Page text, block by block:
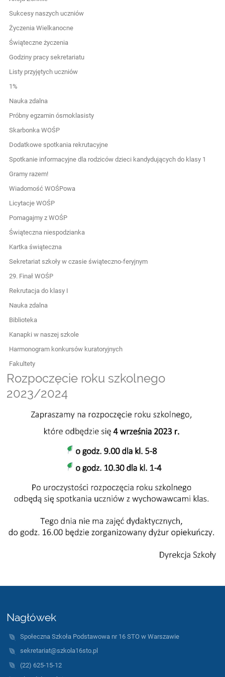
Sukcesy naszych uczniów
Życzenia Wielkanocne
Świąteczne życzenia
Godziny pracy sekretariatu
Listy przyjętych uczniów
1%
Nauka zdalna
Próbny egzamin ósmoklasisty
Skarbonka WOŚP
Dodatkowe spotkania rekrutacyjne
Spotkanie informacyjne dla rodziców dzieci kandydujących do klasy 1
Gramy razem!
Wiadomość WOŚPowa
Licytacje WOŚP
Pomagajmy z WOŚP
Świąteczna niespodzianka
Kartka świąteczna
Sekretariat szkoły w czasie świąteczno-feryjnym
29. Finał WOŚP
Rekrutacja do klasy I
Nauka zdalna
Biblioteka
Kanapki w naszej szkole
Harmonogram konkursów kuratoryjnych
Fakultety
Rozpoczęcie roku szkolnego
2023/2024
Nagłówek
Społeczna Szkoła Podstawowa nr 16 STO w Warszawie
sekretariat@szkola16sto.pl
(22) 625-15-12